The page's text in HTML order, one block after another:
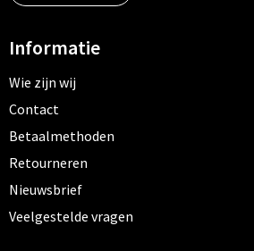
Informatie
Wie zijn wij
Contact
Betaalmethoden
Retourneren
Nieuwsbrief
Veelgestelde vragen